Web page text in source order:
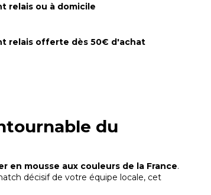
relais ou à domicile
relais offerte dès 50€ d'achat
du
en mousse aux couleurs de la France.
décisif de votre équipe locale, cet